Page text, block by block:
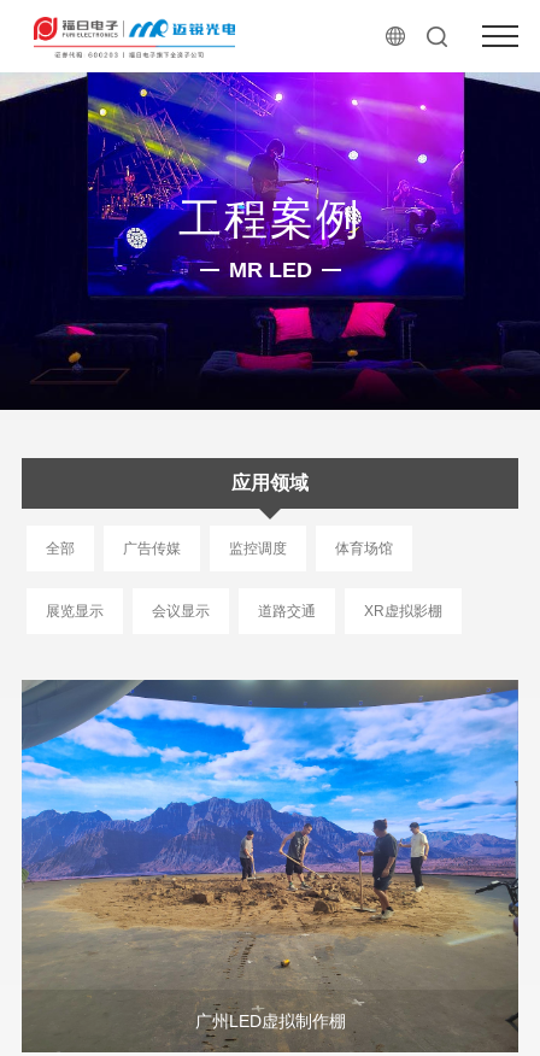
工程案例
MR LED
应用领域
全部 广告传媒 监控调度 体育场馆
展览显示 会议显示 道路交通 XR虚拟影棚
广州LED虚拟制作棚